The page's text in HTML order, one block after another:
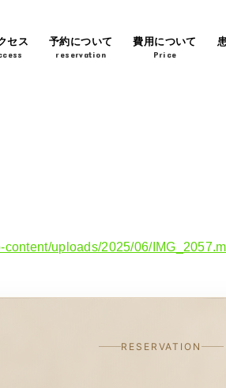
セス 予約について
reservation
費用について
Price
content/uploads/2025/06/
RESERVATION